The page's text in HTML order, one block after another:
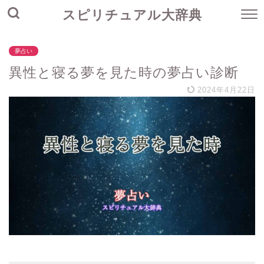
スピリチュアル大辞典
夢占い
異性と寝る夢を見た時の夢占い診断
2024年4月22日